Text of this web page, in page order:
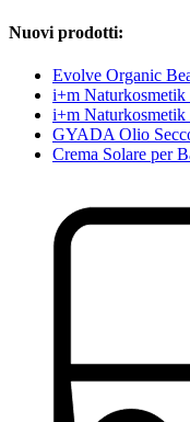
Nuovi prodotti:
Evolve Organic
i+m
i+m
GYADA Olio
Crema Solare per